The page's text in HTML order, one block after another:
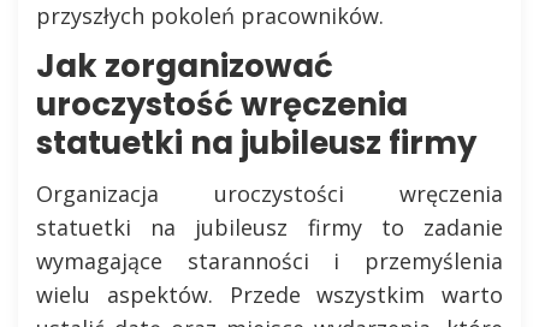
przyszłych pokoleń pracowników.
Jak zorganizować
uroczystość wręczenia
statuetki na jubileusz firmy
Organizacja uroczystości wręczenia
statuetki na jubileusz firmy to zadanie
wymagające staranności i przemyślenia
wielu aspektów. Przede wszystkim warto